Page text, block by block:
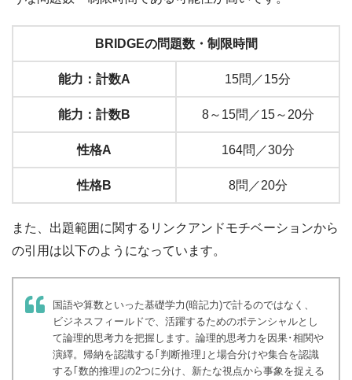
BRIDGEの問題数・制限時間
能力：計数A 15問／15分
能力：計数B 8～15問／15～20分
性格A 164問／30分
性格B 8問／20分
また、出題範囲に関するリンクアンドモチベーションから
の引用は以下のようになっています。
国語や算数といった基礎学力(暗記力)で計るのではなく、
ビジネスフィールドで、活躍するためのポテンシャルとし
て論理的思考力を把握します。論理的思考力を因果･相関や
演繹。帰納を認識する｢判断推理｣と場合分けや集合を認識
する｢数的推理｣の2つに分け、新たな視点から事象を捉える